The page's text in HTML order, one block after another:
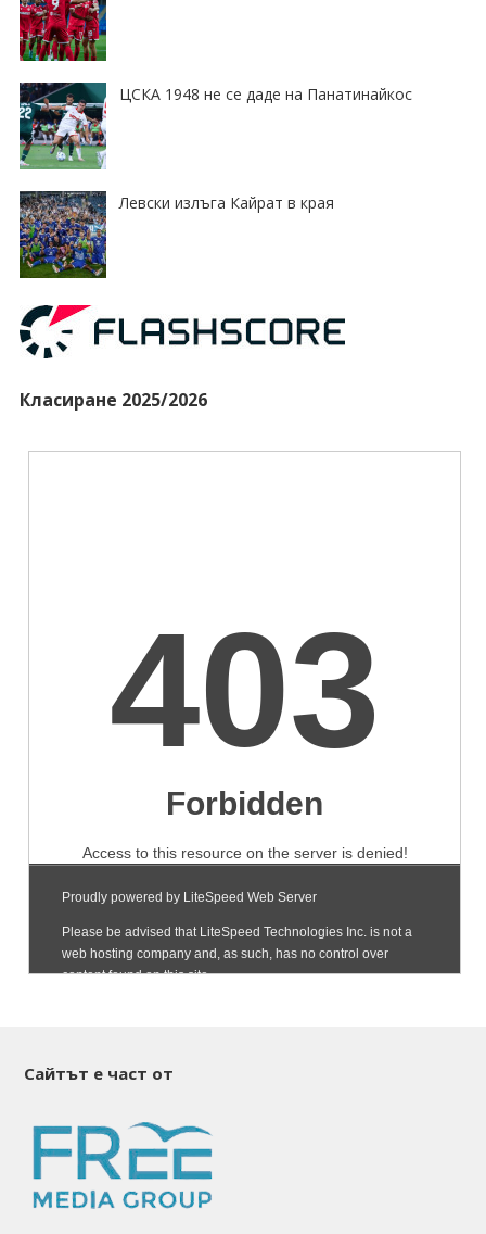
ЦСКА 1948 не се даде на Панатинайкос
Левски излъга Кайрат в края
Класиране 2025/2026
Сайтът е част от